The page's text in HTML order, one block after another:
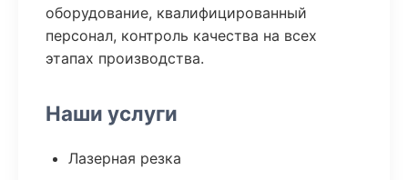
оборудование, квалифицированный
персонал, контроль качества на всех
этапах производства.
Наши услуги
Лазерная резка